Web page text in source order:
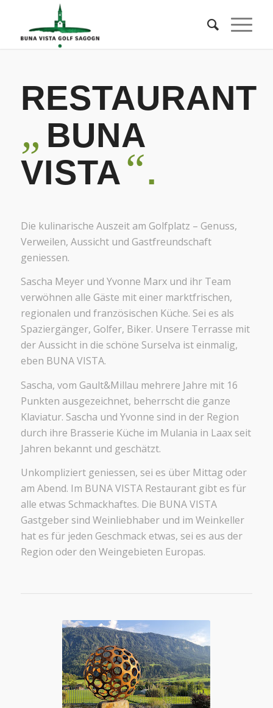
RESTAURANT
„ BUNA
VISTA“.
Die kulinarische Auszeit am Golfplatz – Genuss,
Verweilen, Aussicht und Gastfreundschaft
geniessen.
Sascha Meyer und Yvonne Marx und ihr Team
verwöhnen alle Gäste mit einer marktfrischen,
regionalen und französischen Küche. Sei es als
Spaziergänger, Golfer, Biker. Unsere Terrasse mit
der Aussicht in die schöne Surselva ist einmalig,
eben BUNA VISTA.
Sascha, vom Gault&Millau mehrere Jahre mit 16
Punkten ausgezeichnet, beherrscht die ganze
Klaviatur. Sascha und Yvonne sind in der Region
durch ihre Brasserie Küche im Mulania in Laax seit
Jahren bekannt und geschätzt.
Unkompliziert geniessen, sei es über Mittag oder
am Abend. Im BUNA VISTA Restaurant gibt es für
alle etwas Schmackhaftes. Die BUNA VISTA
Gastgeber sind Weinliebhaber und im Weinkeller
hat es für jeden Geschmack etwas, sei es aus der
Region oder den Weingebieten Europas.